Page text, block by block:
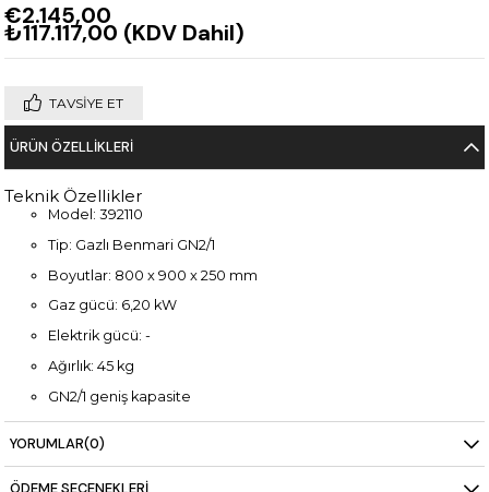
€2.145,00
₺117.117,00 (KDV Dahil)
TAVSIYE ET
ÜRÜN ÖZELLIKLERI
Teknik Özellikler
Model: 392110
Tip: Gazlı Benmari GN2/1
Boyutlar: 800 x 900 x 250 mm
Gaz gücü: 6,20 kW
Elektrik gücü: -
Ağırlık: 45 kg
GN2/1 geniş kapasite
Yüksek ısıtma performansı
YORUMLAR(0)
ÖDEME SEÇENEKLERI